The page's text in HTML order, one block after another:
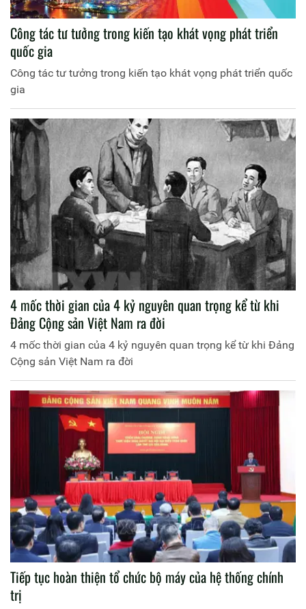
Công tác tư tưởng trong kiến tạo khát vọng phát triển
quốc gia
Công tác tư tưởng trong kiến tạo khát vọng phát triển quốc
gia
4 mốc thời gian của 4 kỷ nguyên quan trọng kể từ khi
Đảng Cộng sản Việt Nam ra đời
4 mốc thời gian của 4 kỷ nguyên quan trọng kể từ khi Đảng
Cộng sản Việt Nam ra đời
Tiếp tục hoàn thiện tổ chức bộ máy của hệ thống chính
trị